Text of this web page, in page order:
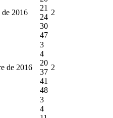
de 2016
21
24
30
47
2
de 2016
3
4
20
37
41
48
2
3
4